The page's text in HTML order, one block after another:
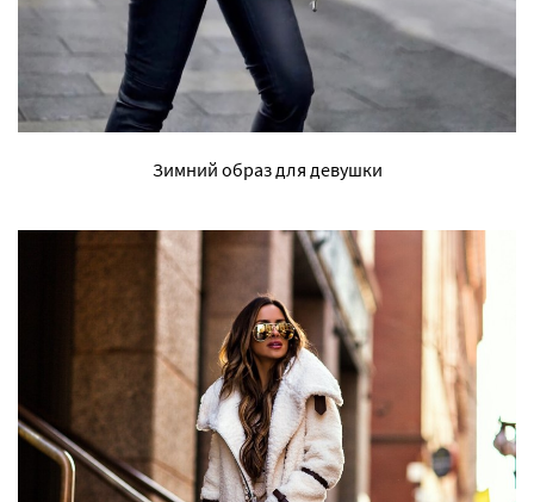
Зимний образ для девушки